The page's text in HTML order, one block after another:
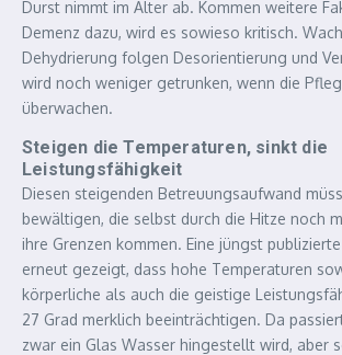
Durst nimmt im Alter ab. Kommen weitere
Demenz dazu, wird es sowieso kritisch.
Dehydrierung folgen Desorientierung und
wird noch weniger getrunken, wenn die
überwachen.
Steigen die Temperaturen, sinkt die
Leistungsfähigkeit
Diesen steigenden Betreuungsaufwand
bewältigen, die selbst durch die Hitze noch
ihre Grenzen kommen. Eine jüngst
erneut gezeigt, dass hohe Temperaturen
körperliche als auch die geistige
27 Grad merklich beeinträchtigen. Da
zwar ein Glas Wasser hingestellt wird, aber